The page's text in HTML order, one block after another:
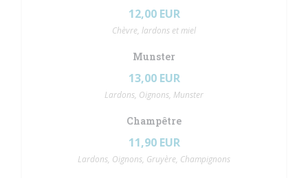
12,00 EUR
Chèvre, lardons et miel
Munster
13,00 EUR
Lardons, Oignons, Munster
Champêtre
11,90 EUR
Lardons, Oignons, Gruyère, Champignons